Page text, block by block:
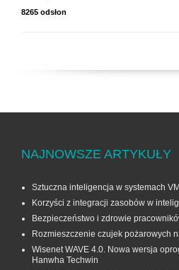
8265 odsłon
NAJNOWSZE ARTYKUŁY
Sztuczna inteligencja w systemach
Korzyści z integracji zasobów w
Bezpieczeństwo i zdrowie
Rozmieszczenie czujek pożarowych
Wisenet WAVE 4.0. Nowa wersja
Hanwha Techwin